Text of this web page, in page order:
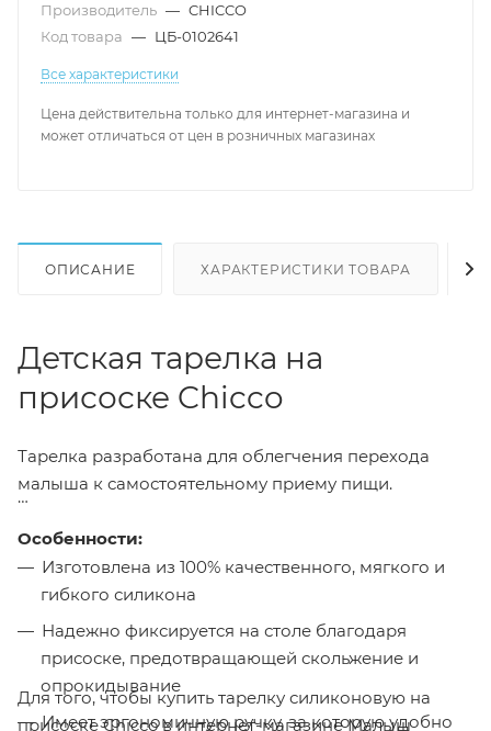
Производитель — CHICCO
Код товара — ЦБ-0102641
Все характеристики
Цена действительна только для интернет-магазина и
может отличаться от цен в розничных магазинах
ОПИСАНИЕ ХАРАКТЕРИСТИКИ ТОВАРА
Детская тарелка на
присоске Chicco
Тарелка разработана для облегчения перехода
малыша к самостоятельному приему пищи.
Особенности:
Изготовлена из 100% качественного, мягкого и
гибкого силикона
Надежно фиксируется на столе благодаря
присоске, предотвращающей скольжение и
опрокидывание
Имеет эргономичную ручку, за которую удобно
Для того, чтобы купить тарелку силиконовую на
присоске Chicco в интернет-магазине Малыш